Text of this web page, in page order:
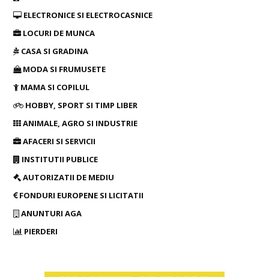
ELECTRONICE SI ELECTROCASNICE
LOCURI DE MUNCA
CASA SI GRADINA
MODA SI FRUMUSETE
MAMA SI COPILUL
HOBBY, SPORT SI TIMP LIBER
ANIMALE, AGRO SI INDUSTRIE
AFACERI SI SERVICII
INSTITUTII PUBLICE
AUTORIZATII DE MEDIU
FONDURI EUROPENE SI LICITATII
ANUNTURI AGA
PIERDERI